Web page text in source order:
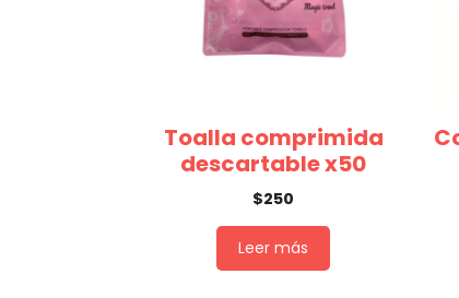
Toalla comprimida
descartable x50
$250
Leer más